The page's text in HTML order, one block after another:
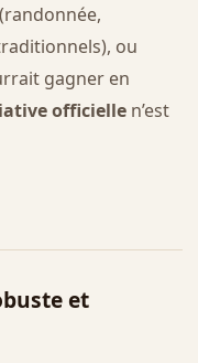
ou
gagner en
officiellen’est
et